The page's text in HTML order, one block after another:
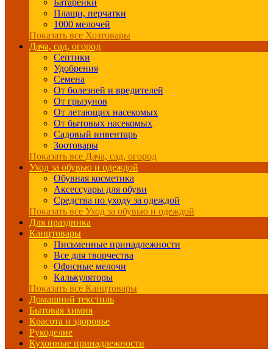
Батарейки
Плащи, перчатки
1000 мелочей
Показать все Хозтовары
Дача, сад, огород
Септики
Удобрения
Семена
От болезней и вредителей
От грызунов
От летающих насекомых
От бытовых насекомых
Садовый инвентарь
Зоотовары
Показать все Дача, сад, огород
Уход за обувью и одеждой
Обувная косметика
Аксессуары для обуви
Средства по уходу за одеждой
Показать все Уход за обувью и одеждой
Для праздника
Канцтовары
Письменные принадлежности
Все для творчества
Офисные мелочи
Калькуляторы
Показать все Канцтовары
Домашний текстиль
Бытовая химия
Красота и здоровье
Рукоделие
Кухонные принадлежности